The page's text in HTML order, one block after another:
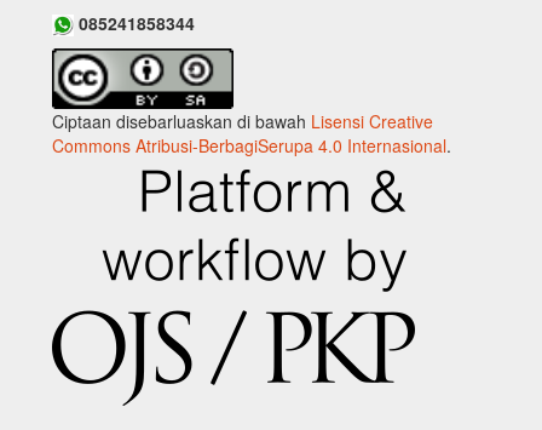
085241858344
Ciptaan disebarluaskan di bawah Lisensi Creative
Commons Atribusi-BerbagiSerupa 4.0 Internasional.